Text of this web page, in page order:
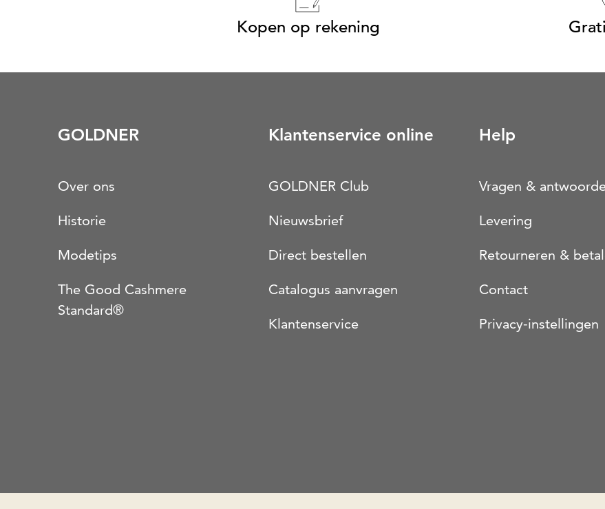
Kopen op rekening
GOLDNER
Over ons
Historie
Modetips
The Good Cashmere
Standard®
Klantenservice online
GOLDNER Club
Nieuwsbrief
Direct bestellen
Catalogus aanvragen
Klantenservice
Help
Vragen &
Levering
Retourneren &
Contact
Privacy-instellingen